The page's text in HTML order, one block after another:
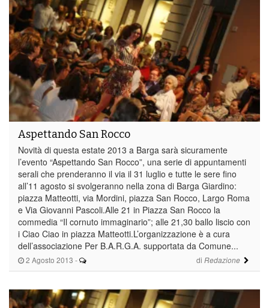
2 Agosto 2013 - di Redazione
Aspettando San Rocco
Novità di questa estate 2013 a Barga sarà sicuramente
l’evento “Aspettando San Rocco”, una serie di appuntamenti
serali che prenderanno il via il 31 luglio e tutte le sere fino
all’11 agosto si svolgeranno nella zona di Barga Giardino:
piazza Matteotti, via Mordini, piazza San Rocco, Largo Roma
e Via Giovanni Pascoli.Alle 21 in Piazza San Rocco la
commedia “Il cornuto immaginario”; alle 21,30 ballo liscio con
i Ciao Ciao in piazza Matteotti.L’organizzazione è a cura
dell’associazione Per B.A.R.G.A. supportata da Comune...